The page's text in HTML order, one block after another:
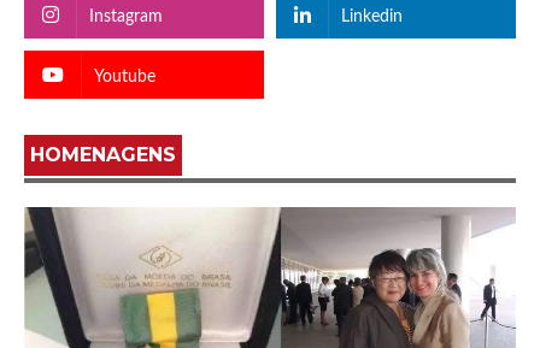
Instagram Linkedin
Youtube
HOMENAGENS